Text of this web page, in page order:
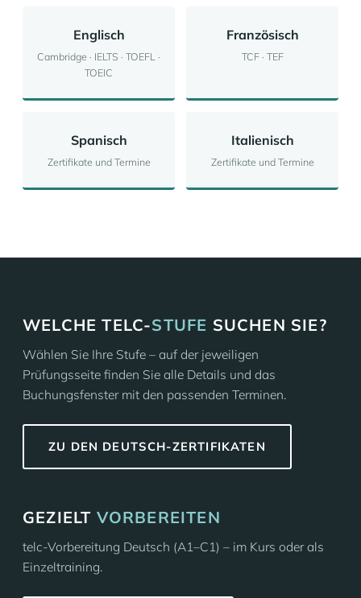
Englisch
Cambridge · IELTS · TOEFL ·
TOEIC
Französisch
TCF · TEF
Spanisch
Zertifikate und Termine
Italienisch
Zertifikate und Termine
WELCHE TELC-STUFE SUCHEN SIE?
Wählen Sie Ihre Stufe – auf der jeweiligen
Prüfungsseite finden Sie alle Details und das
Buchungsfenster mit den passenden Terminen.
ZU DEN DEUTSCH-ZERTIFIKATEN
GEZIELT VORBEREITEN
telc-Vorbereitung Deutsch (A1–C1) – im Kurs oder als
Einzeltraining.